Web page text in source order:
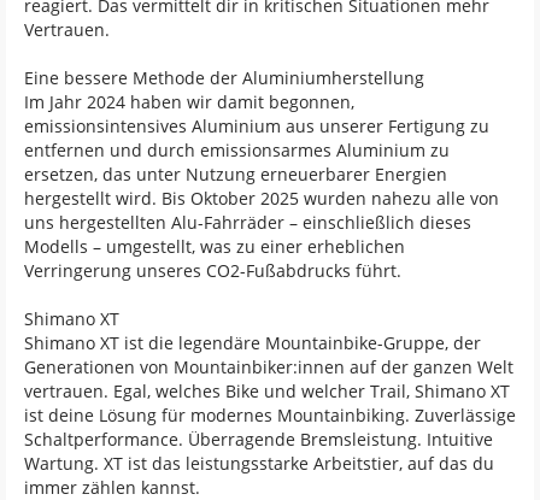
reagiert. Das vermittelt dir in kritischen Situationen mehr
Vertrauen.
Eine bessere Methode der Aluminiumherstellung
Im Jahr 2024 haben wir damit begonnen,
emissionsintensives Aluminium aus unserer Fertigung zu
entfernen und durch emissionsarmes Aluminium zu
ersetzen, das unter Nutzung erneuerbarer Energien
hergestellt wird. Bis Oktober 2025 wurden nahezu alle von
uns hergestellten Alu-Fahrräder – einschließlich dieses
Modells – umgestellt, was zu einer erheblichen
Verringerung unseres CO2-Fußabdrucks führt.
Shimano XT
Shimano XT ist die legendäre Mountainbike-Gruppe, der
Generationen von Mountainbiker:innen auf der ganzen Welt
vertrauen. Egal, welches Bike und welcher Trail, Shimano XT
ist deine Lösung für modernes Mountainbiking. Zuverlässige
Schaltperformance. Überragende Bremsleistung. Intuitive
Wartung. XT ist das leistungsstarke Arbeitstier, auf das du
immer zählen kannst.